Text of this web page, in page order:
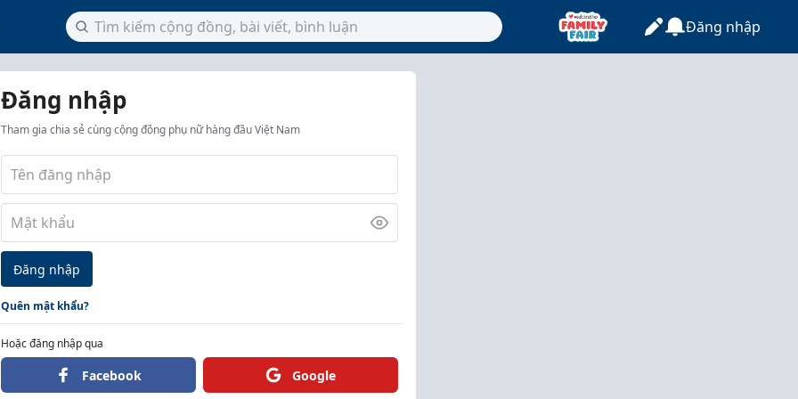
Đăng nhập
Đăng nhập
Tham gia chia sẻ cùng cộng đồng phụ nữ hàng đầu Việt Nam
Đăng nhập
Quên mật khẩu?
Hoặc đăng nhập qua
Facebook Google